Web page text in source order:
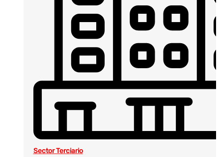
Sector Terciario